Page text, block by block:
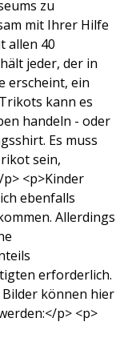
zu
mit Ihrer Hilfe
allen 40
jeder, der in
erscheint, ein
kann es
handeln - oder
Es muss
sein,
<p>Kinder
ebenfalls
Allerdings
erforderlich.
können hier
p> <p>